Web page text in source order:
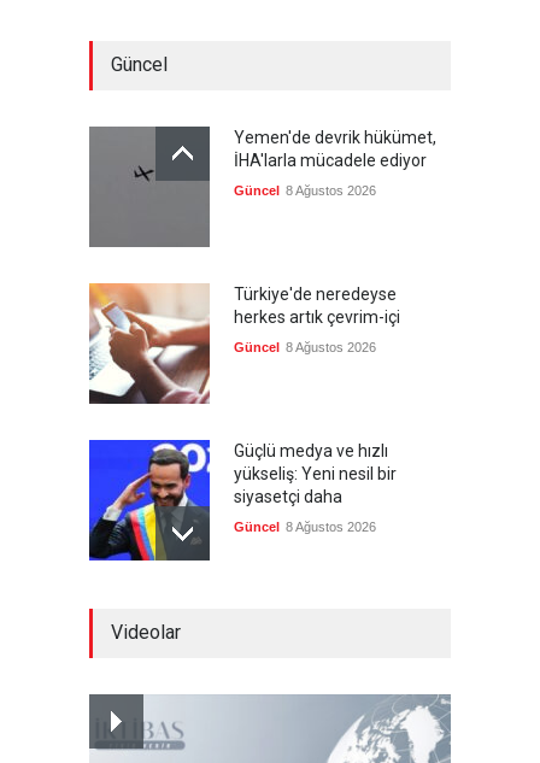
Güncel
Yemen'de devrik hükümet,
İHA'larla mücadele ediyor
Güncel 8 Ağustos 2026
Türkiye'de neredeyse
herkes artık çevrim-içi
Güncel 8 Ağustos 2026
Güçlü medya ve hızlı
yükseliş: Yeni nesil bir
siyasetçi daha
Güncel 8 Ağustos 2026
Videolar